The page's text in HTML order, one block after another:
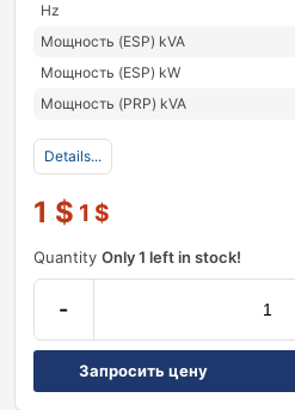
Hz
Мощность (ESP) kVA
Мощность (ESP) kW
Мощность (PRP) kVA
Details...
1 $ 1 $
Quantity Only 1 left in stock!
-
Запросить цену